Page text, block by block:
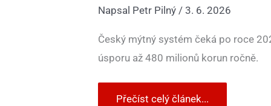
Napsal Petr Pilný / 3. 6. 2026
Český mýtný systém čeká po roce
úsporu až 480 milionů korun ročně.
Přečíst celý článek...